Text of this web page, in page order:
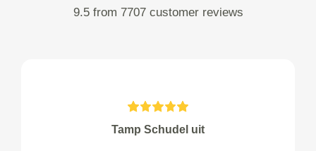
9.5 from 7707 customer reviews
Tamp Schudel uit